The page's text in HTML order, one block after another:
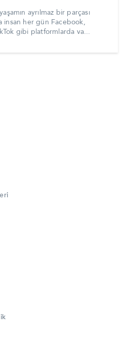
ayrılmaz bir parçası
insan her gün Facebook,
gibi platformlarda va...